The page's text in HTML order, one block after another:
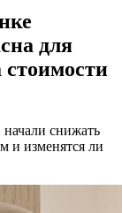
для
стоимости
начали снижать
и изменятся ли